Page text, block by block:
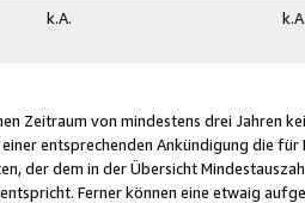
k.A.
Zeitraum von mindestens drei Jahren
entsprechenden Ankündigung die
der dem in der Übersicht
Ferner können eine etwaig